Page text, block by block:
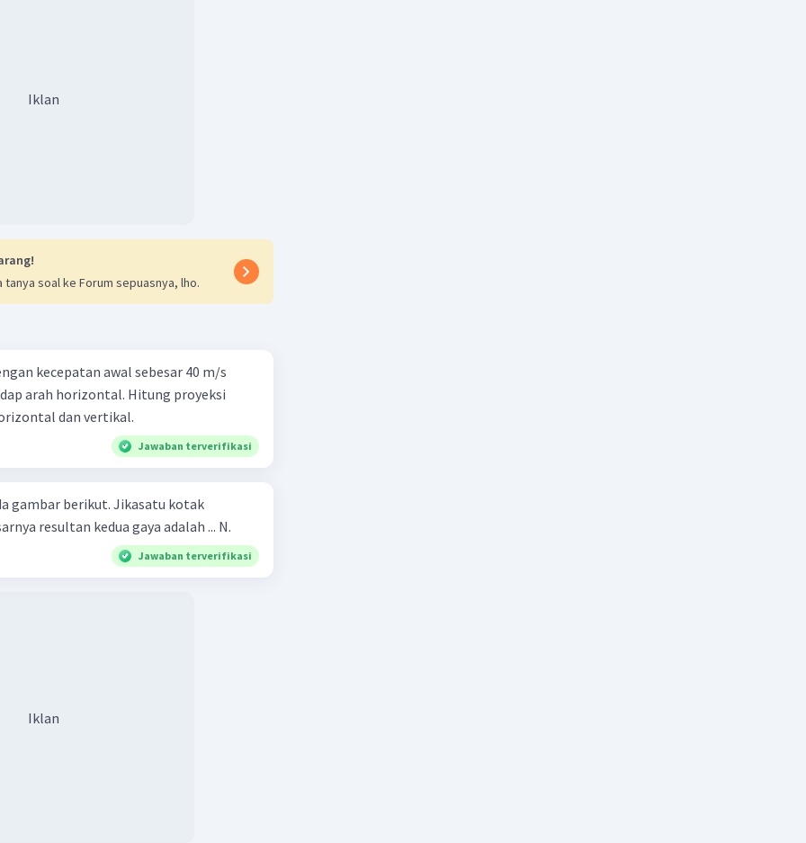
Iklan
tanya soal ke Forum sepuasnya, lho.
kecepatan awal sebesar 40 m/s
arah horizontal. Hitung proyeksi
dan vertikal.
Jawaban terverifikasi
berikut. Jikasatu kotak
resultan kedua gaya adalah ... N.
Jawaban terverifikasi
Iklan